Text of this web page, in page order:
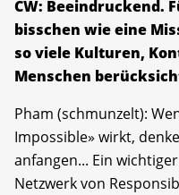
CW: Beeindruckend.
bisschen wie eine
so viele Kulturen,
Menschen
Pham (schmunzelt):
Impossible» wirkt,
anfangen... Ein
Netzwerk von